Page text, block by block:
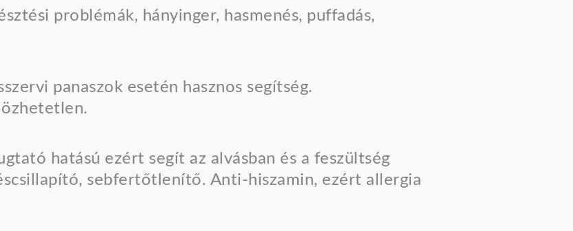
problémák, hányinger, hasmenés, puffadás,
panaszok esetén hasznos segítség.
hatású ezért segít az alvásban és a feszültség
sebfertőtlenítő. Anti-hiszamin, ezért allergia